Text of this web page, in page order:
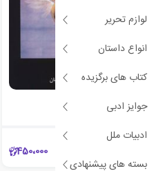
لوازم تحریر
انواع داستان
کتاب های برگزیده
جوایز ادبی
ادبیات ملل
بسته های پیشنهادی
و اگر حقیقت داشت…
مارک لوی
450،000